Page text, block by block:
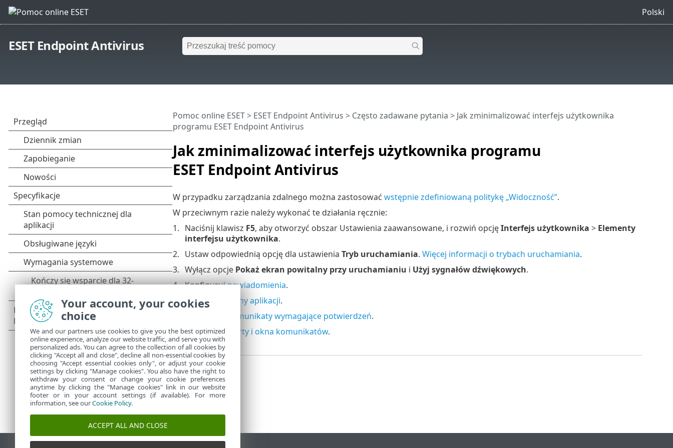
Polski
ESET Endpoint Antivirus
Jak zminimalizować interfejs użytkownika programu
ESET Endpoint Antivirus
Pomoc online ESET> ESET Endpoint Antivirus > Często zadawane pytania > Jak zminimalizować interfejs użytkownika
programu ESET Endpoint Antivirus
W przypadku zarządzania zdalnego można zastosować wstępnie zdefiniowaną politykę „Widoczność”.
W przeciwnym razie należy wykonać te działania ręcznie:
Naciśnij klawisz F5, aby otworzyć obszar Ustawienia zaawansowane, i rozwiń opcjęInterfejs użytkownika > Elementy
interfejsu użytkownika.
Ustaw odpowiednią opcję dla ustawienia Tryb uruchamiania. Więcej informacji o trybach uruchamiania.
Wyłącz opcje Pokaż ekran powitalny przy uruchamianiu i Użyj sygnałów dźwiękowych.
Konfigurujpowiadomienia.
Konfiguruj
stany aplikacji.
komunikaty wymagające potwierdzeń.
Konfiguruj
alerty i okna komunikatów.
Your account, your cookies
choice
We and our partners use cookies to give you the best optimized
online experience, analyze our website traffic, and serve you with
personalized ads. You can agree to the collection of all cookies by
clicking "Accept all and close", decline all non-essential cookies by
choosing "Accept essential cookies only", or adjust your cookie
settings by clicking "Manage cookies". You also have the right to
withdraw your consent or change your cookie preferences
anytime by clicking the "Manage cookies" link in our website
footer or in your account settings (if available). For more
information, see ourCookie Policy.
ACCEPT ALL AND CLOSE